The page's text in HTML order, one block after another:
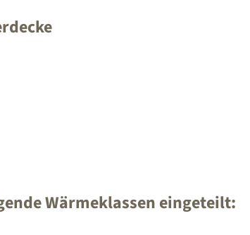
Wärmeklassen eingeteilt: